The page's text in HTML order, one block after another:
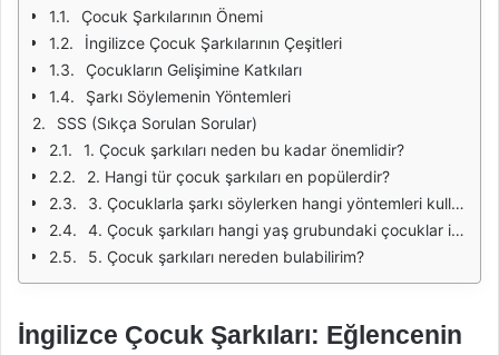
Çocuk Şarkılarının Önemi
İngilizce Çocuk Şarkılarının Çeşitleri
Çocukların Gelişimine Katkıları
Şarkı Söylemenin Yöntemleri
SSS (Sıkça Sorulan Sorular)
1. Çocuk şarkıları neden bu kadar önemlidir?
2. Hangi tür çocuk şarkıları en popülerdir?
3. Çocuklarla şarkı söylerken hangi yöntemleri kullanmalıyım?
4. Çocuk şarkıları hangi yaş grubundaki çocuklar için uygundur?
5. Çocuk şarkıları nereden bulabilirim?
İngilizce Çocuk Şarkıları: Eğlencenin